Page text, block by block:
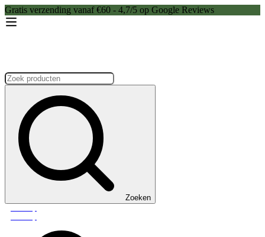
Gratis verzending vanaf €60 - 4,7/5 op Google Reviews
Zoeken:
Zoeken